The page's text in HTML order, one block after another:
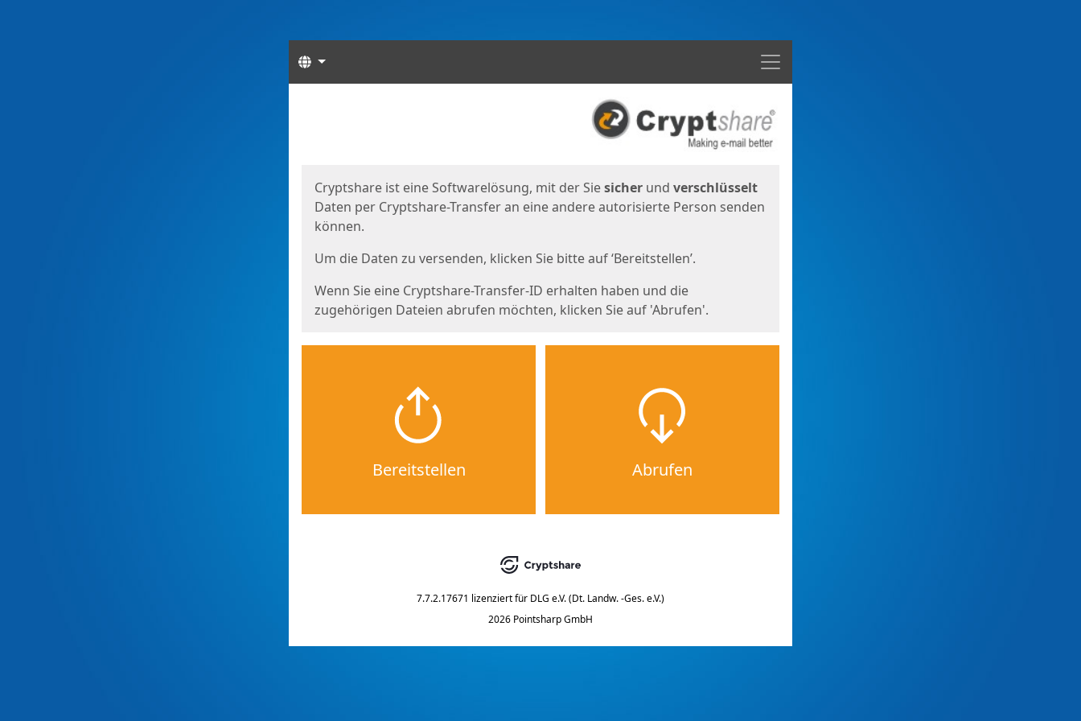
Menü
Sprachen
Cryptshare ist eine Softwarelösung, mit der Siesicher und verschlüsselt
Daten per Cryptshare-Transfer an eine andere autorisierte Person senden
können.
Um die Daten zu versenden, klicken Sie bitte auf ‘Bereitstellen’.
Wenn Sie eine Cryptshare-Transfer-ID erhalten haben und die
zugehörigen Dateien abrufen möchten, klicken Sie auf 'Abrufen'.
Bereitstellen Abrufen
7.7.2.17671 lizenziert für DLG e.V. (Dt. Landw. -Ges. e.V.)
2026 Pointsharp GmbH